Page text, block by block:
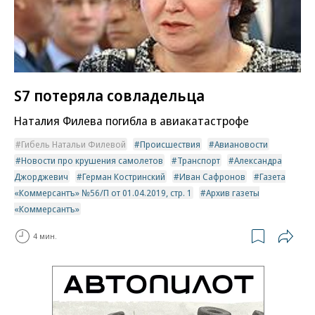
S7 потеряла совладельца
Наталия Филева погибла в авиакатастрофе
Гибель Натальи Филевой Происшествия
Авиановости
Новости про крушения самолетов
Транспорт
Александра
Джорджевич
Герман Костринский Иван Сафронов
Газета
«Коммерсантъ» №56/П от 01.04.2019, стр. 1
Архив газеты
«Коммерсантъ»
4 мин.